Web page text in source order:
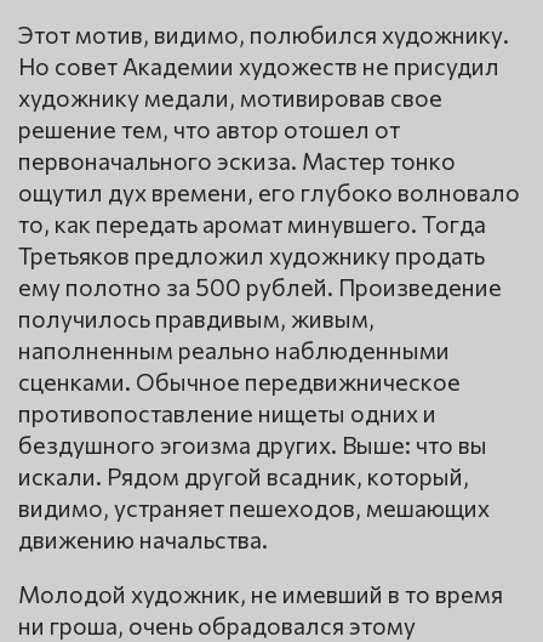
Этот мотив, видимо, полюбился художнику.
Но совет Академии художеств не присудил
художнику медали, мотивировав свое
решение тем, что автор отошел от
первоначального эскиза. Мастер тонко
ощутил дух времени, его глубоко волновало
то, как передать аромат минувшего. Тогда
Третьяков предложил художнику продать
ему полотно за 500 рублей. Произведение
получилось правдивым, живым,
наполненным реально наблюденными
сценками. Обычное передвижническое
противопоставление нищеты одних и
бездушного эгоизма других. Выше: что вы
искали. Рядом другой всадник, который,
видимо, устраняет пешеходов, мешающих
движению начальства.
Молодой художник, не имевший в то время
ни гроша, очень обрадовался этому